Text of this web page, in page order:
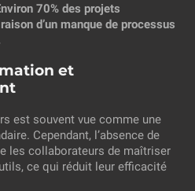
70% des projets
d’un manque de processus
et
est souvent vue comme une
Cependant, l’absence de
les collaborateurs de maîtriser
ce qui réduit leur efficacité